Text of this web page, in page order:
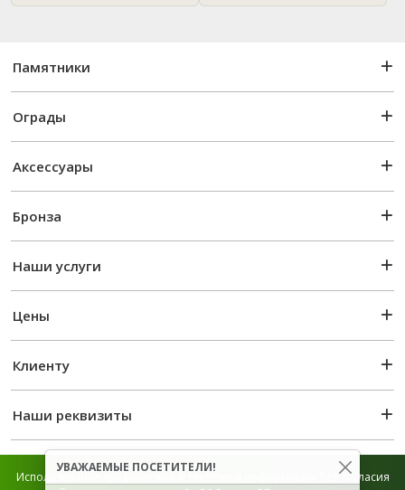
Памятники
Ограды
Аксессуары
Бронза
Наши услуги
Цены
Клиенту
Наши реквизиты
Использование графической и текстовой информации без согласия
УВАЖАЕМЫЕ ПОСЕТИТЕЛИ!